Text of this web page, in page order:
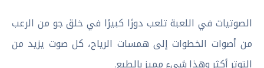
الصوتيات في اللعبة تلعب دورًا كبيرًا في خلق جو من الرعب
من أصوات الخطوات إلى همسات الرياح، كل صوت يزيد من
التوتر أكثر وهذا شيء مميز بالطبع.